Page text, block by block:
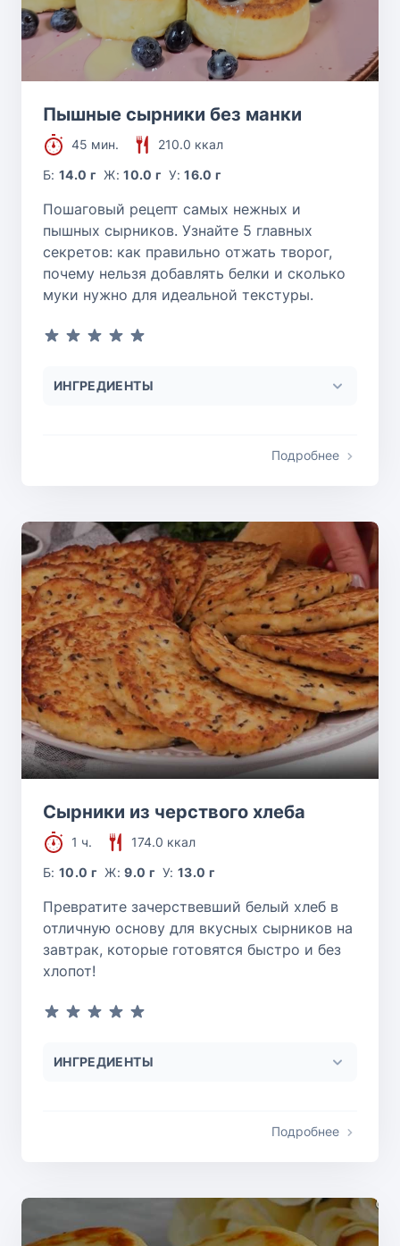
Пышные сырники без манки
45 мин.
210.0 ккал
Б:14.0 г Ж:10.0 г У:16.0 г
Пошаговый рецепт самых нежных и
пышных сырников. Узнайте 5 главных
секретов: как правильно отжать творог,
почему нельзя добавлять белки и сколько
муки нужно для идеальной текстуры.
ИНГРЕДИЕНТЫ
Подробнее
Сырники из черствого хлеба
1 ч.
174.0 ккал
Б:10.0 г Ж:9.0 г У:13.0 г
Превратите зачерствевший белый хлеб в
отличную основу для вкусных сырников на
завтрак, которые готовятся быстро и без
хлопот!
ИНГРЕДИЕНТЫ
Подробнее